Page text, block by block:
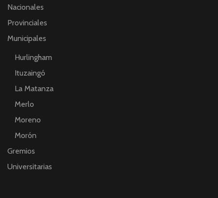
Nacionales
Provinciales
Municipales
Hurlingham
Ituzaingó
La Matanza
Merlo
Moreno
Morón
Gremios
Universitarias